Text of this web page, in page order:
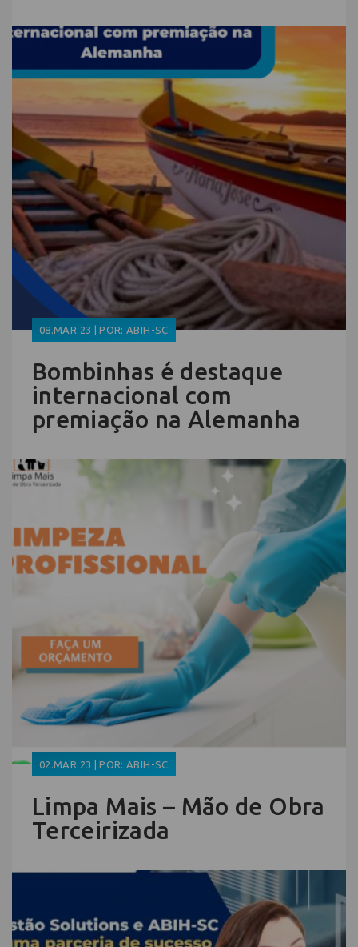
08.MAR.23 | POR: ABIH-SC
Bombinhas é destaque
internacional com
premiação na Alemanha
02.MAR.23 | POR: ABIH-SC
Limpa Mais – Mão de Obra
Terceirizada